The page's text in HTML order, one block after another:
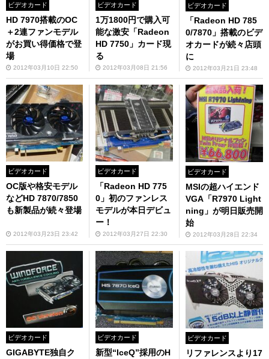
ビデオカード
HD 7970搭載のOC
＋2連ファンモデル
がお買い得価格で登
場
2012年03月10日 22:50
ビデオカード
1万1800円で購入可
能な激安「Radeon
HD 7750」カード現
る
2012年03月08日 21:56
ビデオカード
「Radeon HD 785
0/7870」搭載のビデ
オカードが続々店頭
に
2012年03月21日 23:48
ビデオカード
OC版や格安モデル
などHD 7870/7850
も新製品が続々登場
2012年03月23日 23:42
ビデオカード
「Radeon HD 775
0」初のファンレス
モデルが本日デビュ
ー！
2012年03月27日 22:30
ビデオカード
MSIの超ハイエンド
VGA「R7970 Light
ning」が明日販売開
始
2012年03月28日 22:34
ビデオカード
GIGABYTE独自ク
ビデオカード
新型“IceQ”採用のH
ビデオカード
リファレンスより17